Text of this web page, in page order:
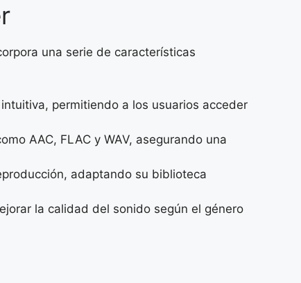
una serie de características
permitiendo a los usuarios acceder
AAC, FLAC y WAV, asegurando una
adaptando su biblioteca
la calidad del sonido según el género